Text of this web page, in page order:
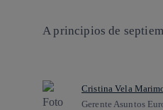
A principios de
Cristina Vela
Gerente Asuntos